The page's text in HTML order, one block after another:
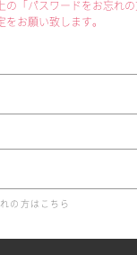
の「パスワードをお忘れ
をお願い致します。
の方はこちら